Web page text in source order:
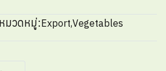
หมวดหมู่:Export,Vegetables